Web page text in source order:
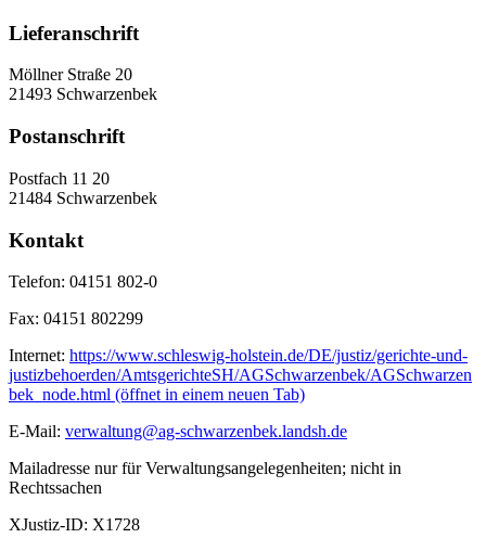
Lieferanschrift
Möllner Straße 20
21493 Schwarzenbek
Postanschrift
Postfach 11 20
21484 Schwarzenbek
Kontakt
Telefon: 04151 802-0
Fax: 04151 802299
Internet: https://www.schleswig-holstein.de/DE/justiz/gerichte-und-
justizbehoerden/AmtsgerichteSH/AGSchwarzenbek/AGSchwarzen
bek_node.html (öffnet in einem neuen Tab)
E-Mail: verwaltung@ag-schwarzenbek.landsh.de
Mailadresse nur für Verwaltungsangelegenheiten; nicht in
Rechtssachen
XJustiz-ID: X1728